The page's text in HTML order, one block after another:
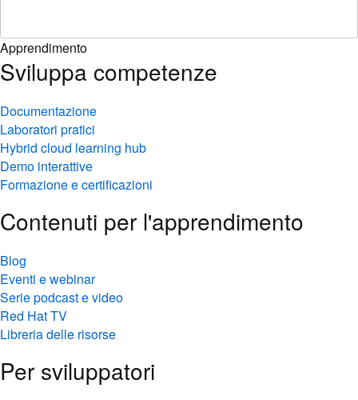
Apprendimento
Sviluppa competenze
Documentazione
Laboratori pratici
Hybrid cloud learning hub
Demo interattive
Formazione e certificazioni
Contenuti per l'apprendimento
Blog
Eventi e webinar
Serie podcast e video
Red Hat TV
Libreria delle risorse
Per sviluppatori